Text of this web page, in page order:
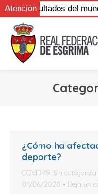
Atención
los resultados del
¿Cómo ha
deporte?
COVID-19, Sin categorizar
01/06/2020
Deja un